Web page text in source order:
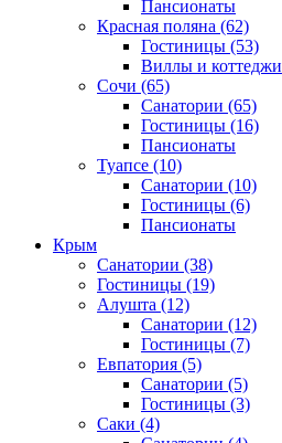
Пансионаты
Красная поляна (62)
Гостиницы (53)
Виллы и коттеджи
Сочи (65)
Санатории (65)
Гостиницы (16)
Пансионаты
Туапсе (10)
Санатории (10)
Гостиницы (6)
Пансионаты
Крым
Санатории (38)
Гостиницы (19)
Алушта (12)
Санатории (12)
Гостиницы (7)
Евпатория (5)
Санатории (5)
Гостиницы (3)
Саки (4)